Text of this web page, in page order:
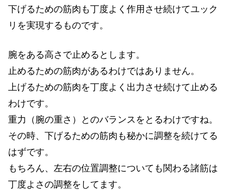
下げるための筋肉も丁度よく作用させ続けてユック
リを実現するものです。
腕をある高さで止めるとします。
止めるための筋肉があるわけではありません。
上げるための筋肉を丁度よく出力させ続けて止める
わけです。
重力（腕の重さ）とのバランスをとるわけですね。
その時、下げるための筋肉も秘かに調整を続けてる
はずです。
もちろん、左右の位置調整についても関わる諸筋は
丁度よさの調整をしてます。